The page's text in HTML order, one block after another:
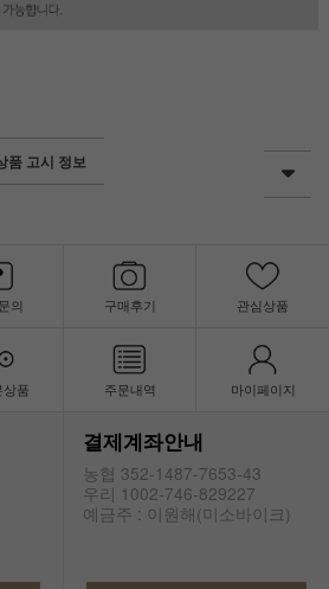
품 고시 정보
의 구매후기 관심상품
상품 주문내역 마이페이지
결제계좌안내
농협 352-1487-7653-43
우리 1002-746-829227
예금주 : 이원해(미소바이크)